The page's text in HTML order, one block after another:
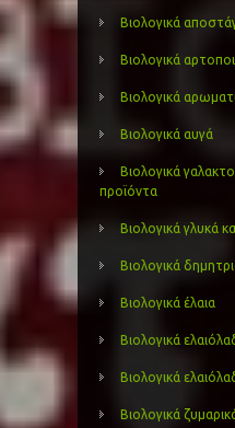
Βιολογικά
Βιολογικά
Βιολογικά
Βιολογικά αυγά
Βιολογικά
προϊόντα
Βιολογικά γλυκά
Βιολογικά
Βιολογικά έλαια
Βιολογικά
Βιολογικά
Βιολογικά